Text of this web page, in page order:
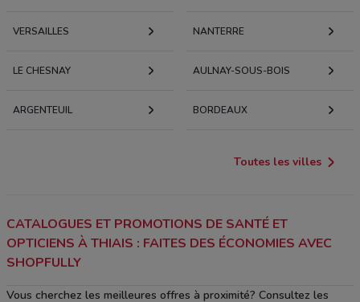
VERSAILLES NANTERRE
LE CHESNAY AULNAY-SOUS-BOIS
ARGENTEUIL BORDEAUX
Toutes les villes
CATALOGUES ET PROMOTIONS DE SANTÉ ET
OPTICIENS À THIAIS : FAITES DES ÉCONOMIES AVEC
SHOPFULLY
Vous cherchez les meilleures offres à proximité? Consultez les